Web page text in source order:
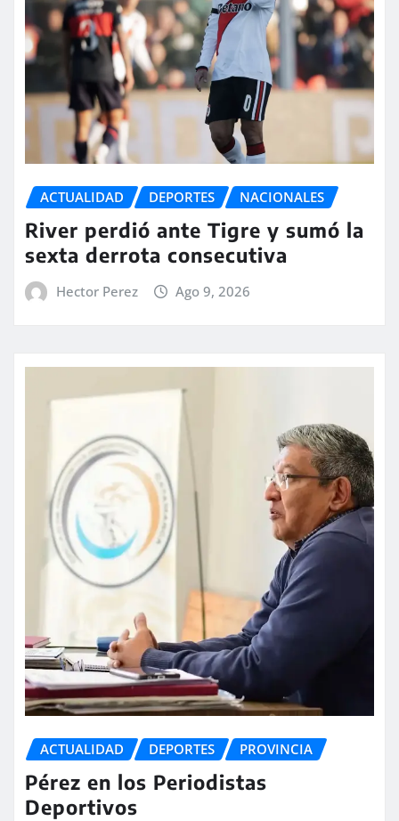
ACTUALIDAD DEPORTES NACIONALES
River perdió ante Tigre y sumó la
sexta derrota consecutiva
Hector Perez Ago 9, 2026
ACTUALIDAD DEPORTES PROVINCIA
Pérez en los Periodistas
Deportivos